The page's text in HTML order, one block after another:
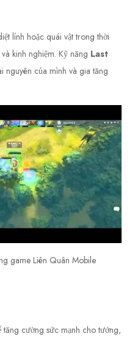
lính hoặc quái vật trong thời
kinh nghiệm. Kỹ năng Last
nguyên của mình và gia tăng
game Liên Quân Mobile
cường sức mạnh cho tướng,